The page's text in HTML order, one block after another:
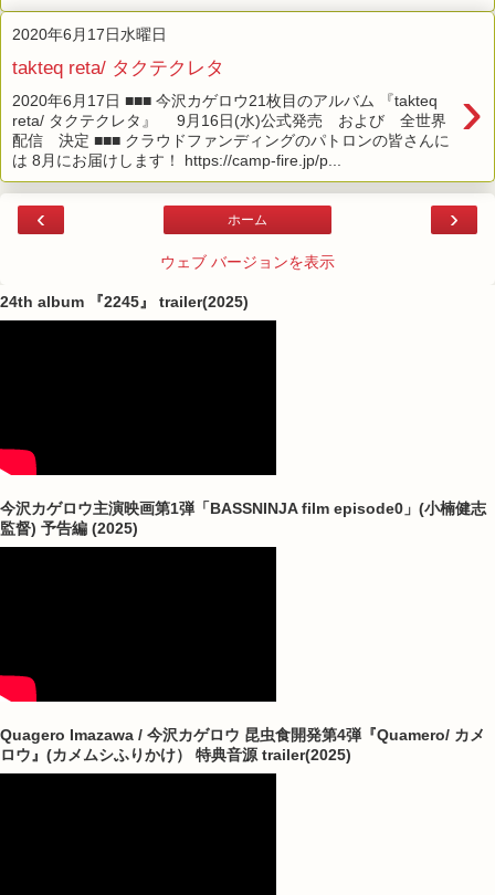
2020年6月17日水曜日
takteq reta/ タクテクレタ
›
2020年6月17日 ■■■ 今沢カゲロウ21枚目のアルバム 『takteq
reta/ タクテクレタ』 9月16日(水)公式発売 および 全世界
配信 決定 ■■■ クラウドファンディングのパトロンの皆さんに
は 8月にお届けします！ https://camp-fire.jp/p...
‹ ›
ホーム
ウェブ バージョンを表示
24th album 『2245』 trailer(2025)
今沢カゲロウ主演映画第1弾「BASSNINJA film episode0」(小楠健志
監督) 予告編 (2025)
Quagero Imazawa / 今沢カゲロウ 昆虫食開発第4弾『Quamero/ カメ
ロウ』(カメムシふりかけ） 特典音源 trailer(2025)